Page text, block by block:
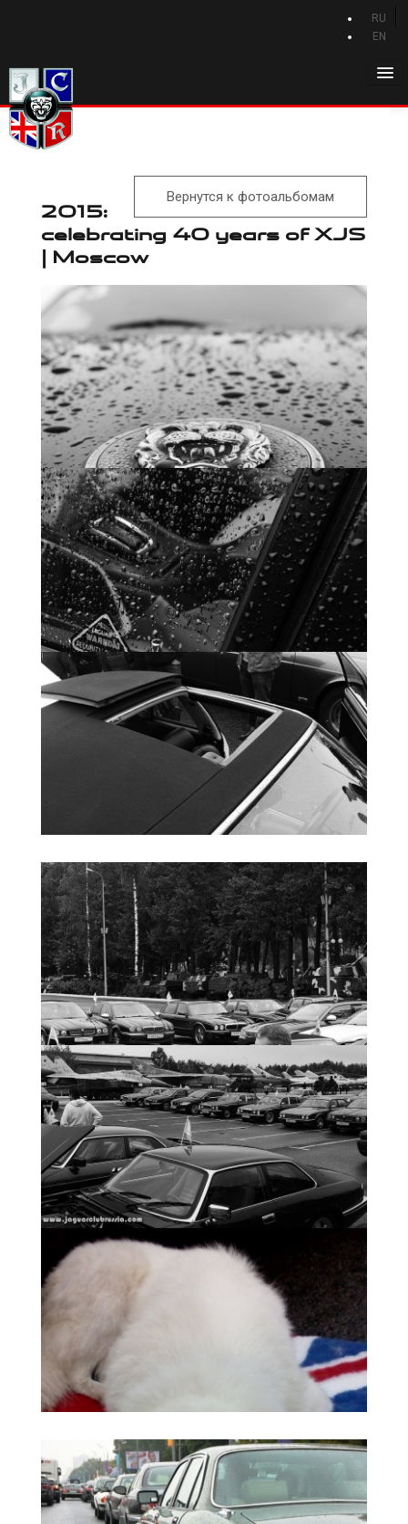
RU
EN
Главная
Новости Jaguar
Клуб
Контакты
Вернутся к фотоальбомам
2015:
celebrating 40 years of XJS
| Moscow